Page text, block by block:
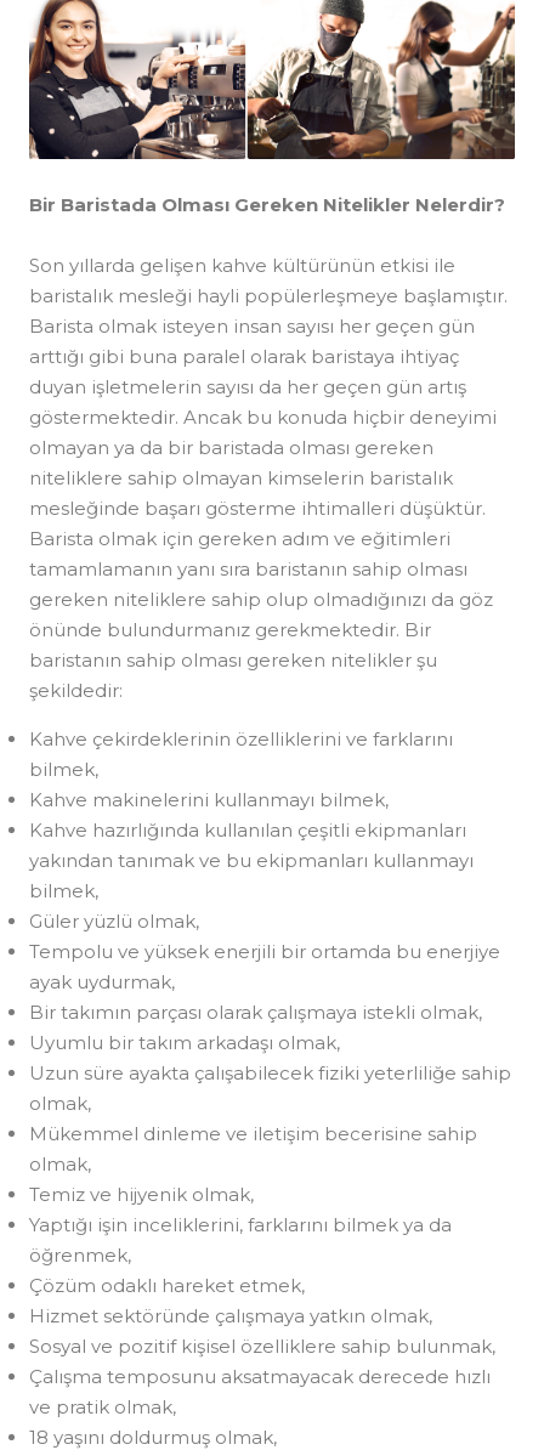
Bir Baristada Olması Gereken Nitelikler Nelerdir?
Son yıllarda gelişen kahve kültürünün etkisi ile
baristalık mesleği hayli popülerleşmeye başlamıştır.
Barista olmak isteyen insan sayısı her geçen gün
arttığı gibi buna paralel olarak baristaya ihtiyaç
duyan işletmelerin sayısı da her geçen gün artış
göstermektedir. Ancak bu konuda hiçbir deneyimi
olmayan ya da bir baristada olması gereken
niteliklere sahip olmayan kimselerin baristalık
mesleğinde başarı gösterme ihtimalleri düşüktür.
Barista olmak için gereken adım ve eğitimleri
tamamlamanın yanı sıra baristanın sahip olması
gereken niteliklere sahip olup olmadığınızı da göz
önünde bulundurmanız gerekmektedir. Bir
baristanın sahip olması gereken nitelikler şu
şekildedir:
Kahve çekirdeklerinin özelliklerini ve farklarını
bilmek,
Kahve makinelerini kullanmayı bilmek,
Kahve hazırlığında kullanılan çeşitli ekipmanları
yakından tanımak ve bu ekipmanları kullanmayı
bilmek,
Güler yüzlü olmak,
Tempolu ve yüksek enerjili bir ortamda bu enerjiye
ayak uydurmak,
Bir takımın parçası olarak çalışmaya istekli olmak,
Uyumlu bir takım arkadaşı olmak,
Uzun süre ayakta çalışabilecek fiziki yeterliliğe sahip
olmak,
Mükemmel dinleme ve iletişim becerisine sahip
olmak,
Temiz ve hijyenik olmak,
Yaptığı işin inceliklerini, farklarını bilmek ya da
öğrenmek,
Çözüm odaklı hareket etmek,
Hizmet sektöründe çalışmaya yatkın olmak,
Sosyal ve pozitif kişisel özelliklere sahip bulunmak,
Çalışma temposunu aksatmayacak derecede hızlı
ve pratik olmak,
18 yaşını doldurmuş olmak,